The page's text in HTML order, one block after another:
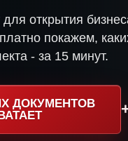
открытия
покажем,
- за 15 минут.
ДОКУМЕНТОВ